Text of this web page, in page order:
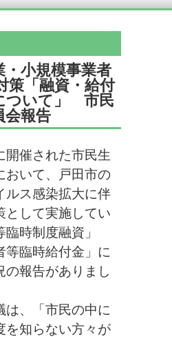
・小規模事業者
策「融資・給付
ついて」 市民
会報告
催された市民生
おいて、戸田市の
ルス感染拡大に伴
として実施してい
時制度融資」
等臨時給付金」に
の報告がありまし
、「市民の中に
を知らない方々が